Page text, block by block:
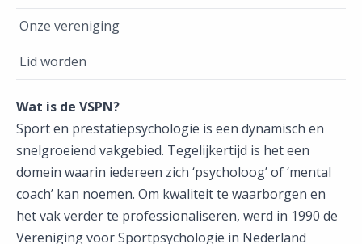
Onze vereniging
Lid worden
Wat is de VSPN?
Sport en prestatiepsychologie is een dynamisch en
snelgroeiend vakgebied. Tegelijkertijd is het een
domein waarin iedereen zich ‘psycholoog’ of ‘mental
coach’ kan noemen. Om kwaliteit te waarborgen en
het vak verder te professionaliseren, werd in 1990 de
Vereniging voor Sportpsychologie in Nederland